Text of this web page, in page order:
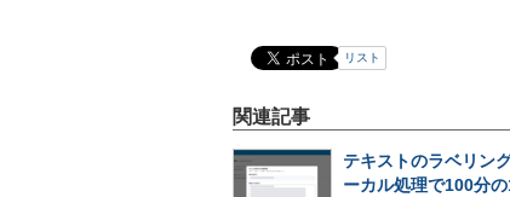
リスト
関連記事
テキストのラベリン
ーカル処理で100分